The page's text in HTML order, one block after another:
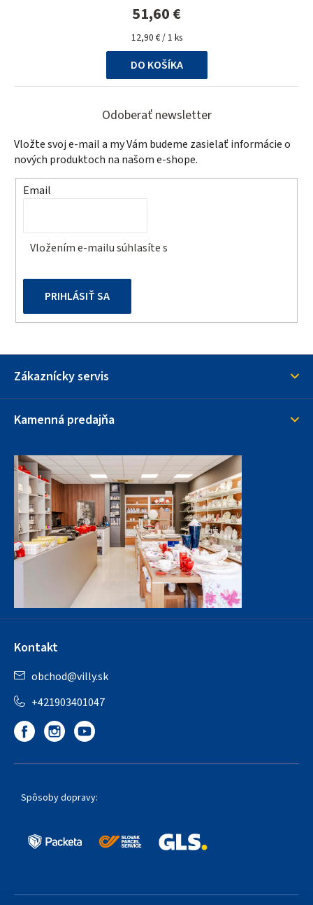
51,60 €
Jednotková
cena:
12,90 € / 1 ks
DO KOŠÍKA
Odoberať newsletter
Vložte svoj e-mail a my Vám budeme zasielať informácie o
nových produktoch na našom e-shope.
Email
Vložením e-mailu súhlasíte s
PRIHLÁSIŤ SA
Zákaznícky servis
Kamenná predajňa
Kontakt
obchod@villy.sk
+421903401047
Spôsoby dopravy: